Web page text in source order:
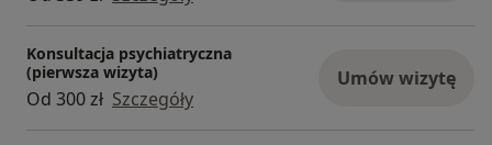
Konsultacja psychiatryczna
(pierwsza wizyta)
Od 300 zł Szczegóły
Umów wizytę